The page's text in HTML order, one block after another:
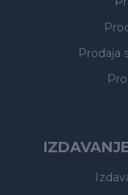
Prodaja